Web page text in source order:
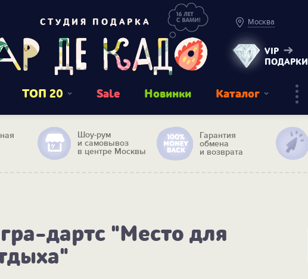
СТУДИЯ ПОДАРКА Москва
VIP
ПОДАРКИ
ТОП 20 Sale Новинки Каталог
Шоу-рум
и самовывоз
в центре Москвы
Гарантия
обмена
и возврата
дартс "Место для